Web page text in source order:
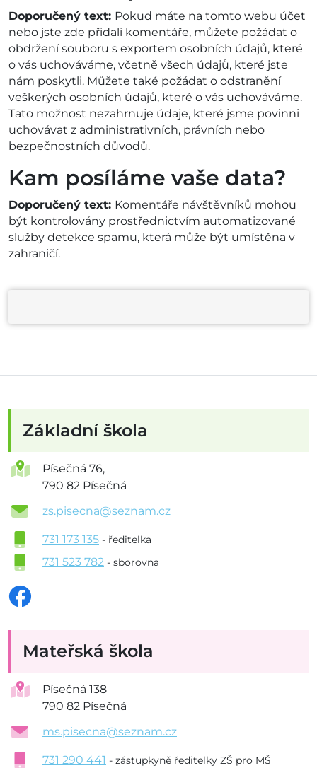
Doporučený text: Pokud máte na tomto webu účet
nebo jste zde přidali komentáře, můžete požádat o
obdržení souboru s exportem osobních údajů, které
o vás uchováváme, včetně všech údajů, které jste
nám poskytli. Můžete také požádat o odstranění
veškerých osobních údajů, které o vás uchováváme.
Tato možnost nezahrnuje údaje, které jsme povinni
uchovávat z administrativních, právních nebo
bezpečnostních důvodů.
Kam posíláme vaše data?
Doporučený text: Komentáře návštěvníků mohou
být kontrolovány prostřednictvím automatizované
služby detekce spamu, která může být umístěna v
zahraničí.
Základní škola
Písečná 76,
790 82 Písečná
zs.pisecna@seznam.cz
731 173 135 - ředitelka
731 523 782 - sborovna
Mateřská škola
Písečná 138
790 82 Písečná
ms.pisecna@seznam.cz
731 290 441 - zástupkyně ředitelky ZŠ pro MŠ